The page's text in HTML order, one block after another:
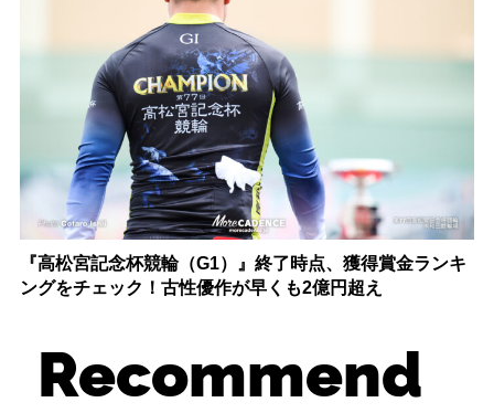
『高松宮記念杯競輪（G1）』終了時点、獲得賞金ランキ
ングをチェック！古性優作が早くも2億円超え
Recommend